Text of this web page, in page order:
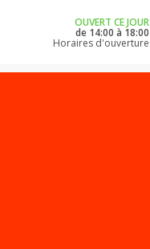
OUVERT CE JOUR
de 14:00 à 18:00
Horaires d'ouverture